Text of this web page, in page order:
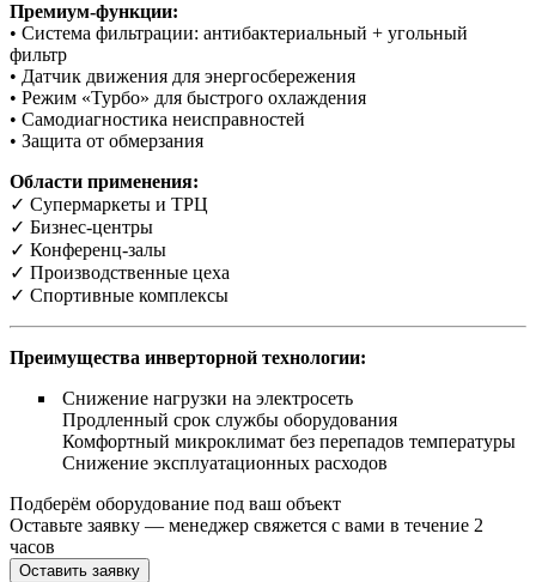
Премиум-функции:
• Система фильтрации: антибактериальный + угольный
фильтр
• Датчик движения для энергосбережения
• Режим «Турбо» для быстрого охлаждения
• Самодиагностика неисправностей
• Защита от обмерзания
Области применения:
✓ Супермаркеты и ТРЦ
✓ Бизнес-центры
✓ Конференц-залы
✓ Производственные цеха
✓ Спортивные комплексы
Преимущества инверторной технологии:
Снижение нагрузки на электросеть
Продленный срок службы оборудования
Комфортный микроклимат без перепадов температуры
Снижение эксплуатационных расходов
Подберём оборудование под ваш объект
Оставьте заявку — менеджер свяжется с вами в течение 2
часов
Оставить заявку